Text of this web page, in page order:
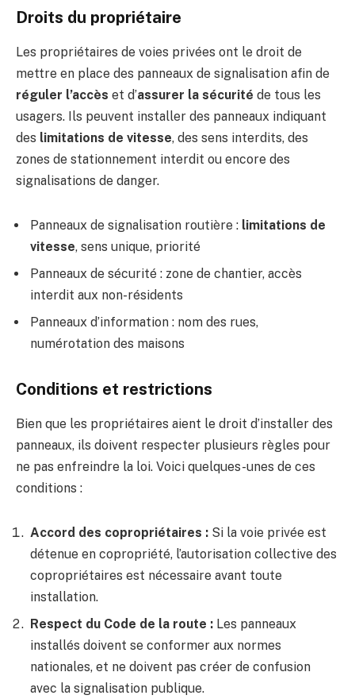
Droits du propriétaire
Les propriétaires de voies privées ont le droit de
mettre en place des panneaux de signalisation afin de
réguler l’accès et d’assurer la sécurité de tous les
usagers. Ils peuvent installer des panneaux indiquant
des limitations de vitesse, des sens interdits, des
zones de stationnement interdit ou encore des
signalisations de danger.
Panneaux de signalisation routière : limitations de
vitesse, sens unique, priorité
Panneaux de sécurité : zone de chantier, accès
interdit aux non-résidents
Panneaux d’information : nom des rues,
numérotation des maisons
Conditions et restrictions
Bien que les propriétaires aient le droit d’installer des
panneaux, ils doivent respecter plusieurs règles pour
ne pas enfreindre la loi. Voici quelques-unes de ces
conditions :
Accord des copropriétaires : Si la voie privée est
détenue en copropriété, l’autorisation collective des
copropriétaires est nécessaire avant toute
installation.
Respect du Code de la route : Les panneaux
installés doivent se conformer aux normes
nationales, et ne doivent pas créer de confusion
avec la signalisation publique.